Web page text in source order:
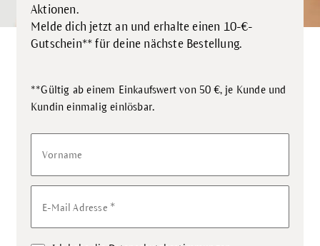
Aktionen.
Melde dich jetzt an und erhalte einen 10-€-
Gutschein** für deine nächste Bestellung.
**Gültig ab einem Einkaufswert von 50 €, je Kunde und
Kundin einmalig einlösbar.
Vorname
E-Mail Adresse *